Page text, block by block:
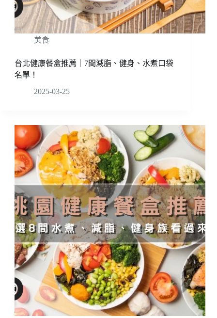
美食
台北健康餐盒推薦｜7間減脂、健身、水煮口袋
名單！
2025-03-25